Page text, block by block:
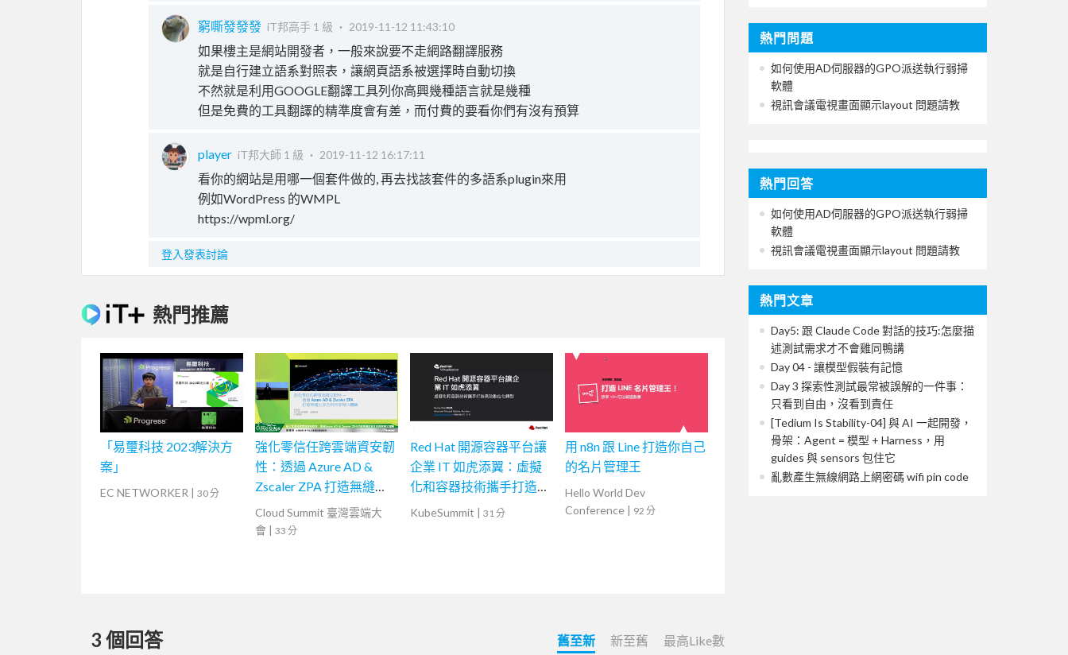
窮嘶發發發 iT邦高手 1 級 ‧ 2019-11-12 11:43:10
如果樓主是網站開發者，一般來說要不走網路翻譯服務
就是自行建立語系對照表，讓網頁語系被選擇時自動切換
不然就是利用GOOGLE翻譯工具列你高興幾種語言就是幾種
但是免費的工具翻譯的精準度會有差，而付費的要看你們有沒有預算
player iT邦大師 1 級 ‧ 2019-11-12 16:17:11
看你的網站是用哪一個套件做的, 再去找該套件的多語系plugin來用
例如WordPress 的WMPL
https://wpml.org/
登入發表討論
熱門推薦
「易璽科技 2023解決方
案」
EC NETWORKER | 30 分
強化零信任跨雲端資安韌
性：透過 Azure AD &
Zscaler ZPA 打造無縫且
安全的居家辦公體驗
Cloud Summit 臺灣雲端大
會 | 33 分
Red Hat 開源容器平台讓
企業 IT 如虎添翼：虛擬
化和容器技術攜手打造高
效數位化轉型
KubeSummit | 31 分
用 n8n 跟 Line 打造你自己
的名片管理王
Hello World Dev
Conference | 92 分
3 個回答 舊至新 新至舊 最高Like數
熱門問題
如何使用AD伺服器的GPO派送執行弱掃
軟體
視訊會議電視畫面顯示layout 問題請教
熱門回答
如何使用AD伺服器的GPO派送執行弱掃
軟體
視訊會議電視畫面顯示layout 問題請教
熱門文章
Day5: 跟 Claude Code 對話的技巧:怎麼描
述測試需求才不會雞同鴨講
Day 04 - 讓模型假裝有記憶
Day 3 探索性測試最常被誤解的一件事：
只看到自由，沒看到責任
[Tedium Is Stability-04] 與 AI 一起開發，
骨架：Agent = 模型 + Harness，用
guides 與 sensors 包住它
亂數產生無線網路上網密碼 wifi pin code